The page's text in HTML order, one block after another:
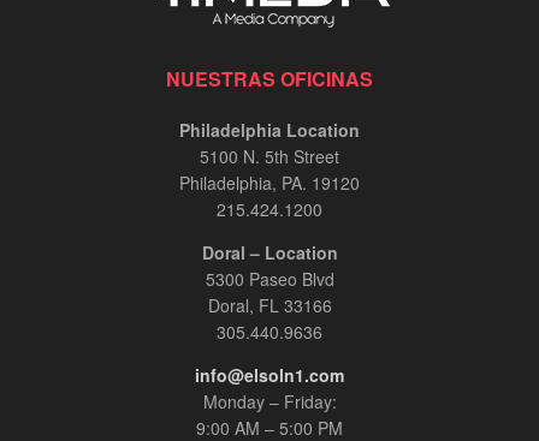
NUESTRAS OFICINAS
Philadelphia Location
5100 N. 5th Street
Philadelphia, PA. 19120
215.424.1200
Doral – Location
5300 Paseo Blvd
Doral, FL 33166
305.440.9636
info@elsoln1.com
Monday – Friday:
9:00 AM – 5:00 PM